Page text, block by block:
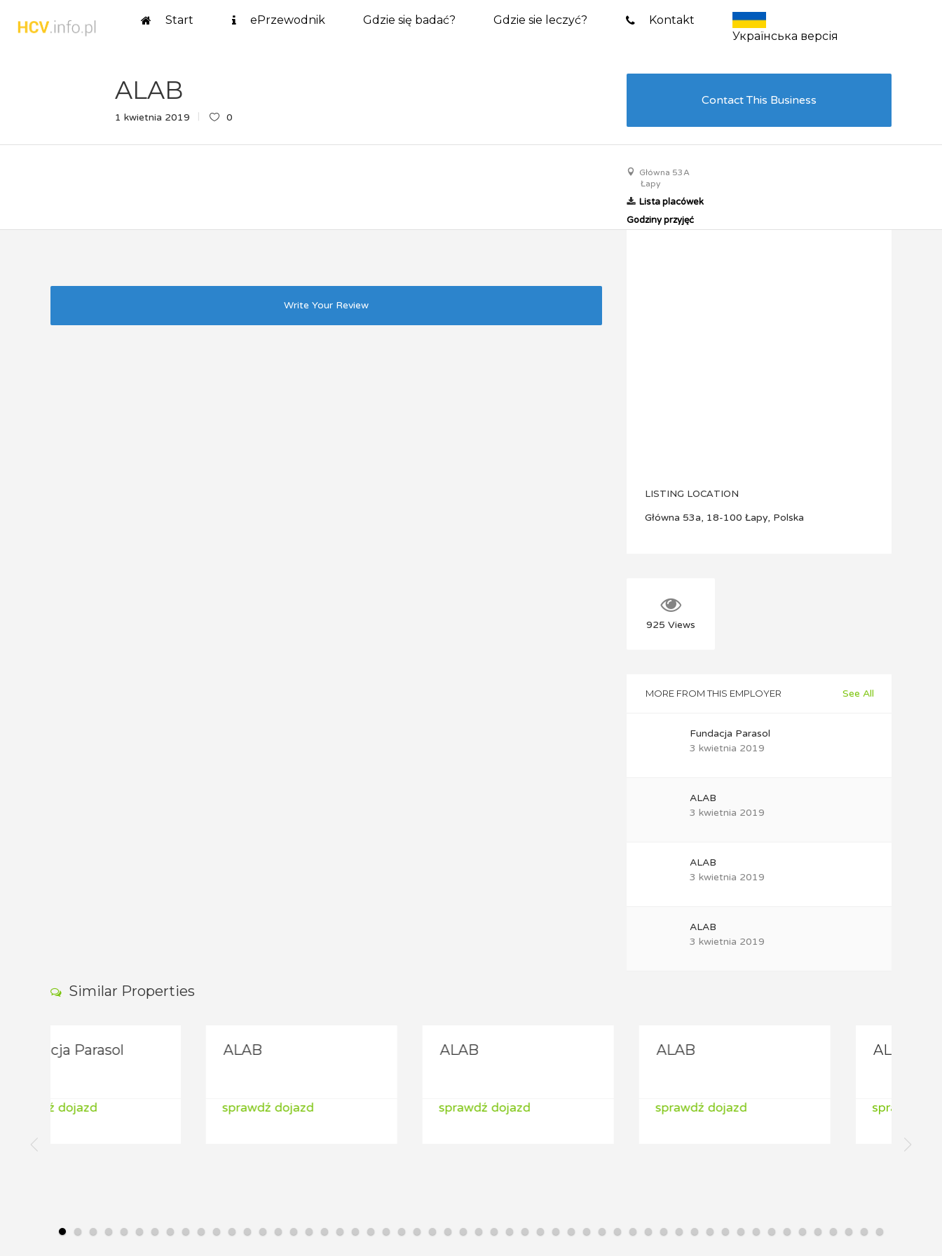
Start ePrzewodnik Gdzie się badać? Gdzie sie leczyć?
Kontakt
Українська версія
ALAB
1 kwietnia 2019 0
Contact This Business
Główna 53A
Łapy
Lista placówek
Godziny przyjęć
Write Your Review
LISTING LOCATION
Główna 53a, 18-100 Łapy, Polska
925 Views
MORE FROM THIS EMPLOYER See All
Fundacja Parasol
3 kwietnia 2019
ALAB
3 kwietnia 2019
ALAB
3 kwietnia 2019
ALAB
3 kwietnia 2019
Similar Properties
ALAB
sprawdź dojazd sprawdź dojazd sprawdź dojazd sprawdź dojazd